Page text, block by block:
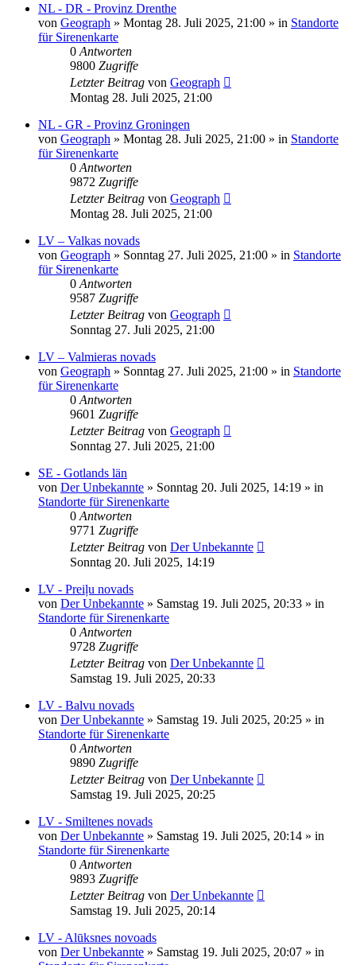
NL - DR - Provinz Drenthe
von Geograph » Montag 28. Juli 2025, 21:00 » in Standorte
für Sirenenkarte
0 Antworten
9800 Zugriffe
Letzter Beitrag von Geograph
Montag 28. Juli 2025, 21:00
NL - GR - Provinz Groningen
von Geograph » Montag 28. Juli 2025, 21:00 » in Standorte
für Sirenenkarte
0 Antworten
9872 Zugriffe
Letzter Beitrag von Geograph
Montag 28. Juli 2025, 21:00
LV – Valkas novads
von Geograph » Sonntag 27. Juli 2025, 21:00 » in Standorte
für Sirenenkarte
0 Antworten
9587 Zugriffe
Letzter Beitrag von Geograph
Sonntag 27. Juli 2025, 21:00
LV – Valmieras novads
von Geograph » Sonntag 27. Juli 2025, 21:00 » in Standorte
für Sirenenkarte
0 Antworten
9601 Zugriffe
Letzter Beitrag von Geograph
Sonntag 27. Juli 2025, 21:00
SE - Gotlands län
von Der Unbekannte » Sonntag 20. Juli 2025, 14:19 » in
Standorte für Sirenenkarte
0 Antworten
9771 Zugriffe
Letzter Beitrag von Der Unbekannte
Sonntag 20. Juli 2025, 14:19
LV - Preiļu novads
von Der Unbekannte » Samstag 19. Juli 2025, 20:33 » in
Standorte für Sirenenkarte
0 Antworten
9728 Zugriffe
Letzter Beitrag von Der Unbekannte
Samstag 19. Juli 2025, 20:33
LV - Balvu novads
von Der Unbekannte » Samstag 19. Juli 2025, 20:25 » in
Standorte für Sirenenkarte
0 Antworten
9890 Zugriffe
Letzter Beitrag von Der Unbekannte
Samstag 19. Juli 2025, 20:25
LV - Smiltenes novads
von Der Unbekannte » Samstag 19. Juli 2025, 20:14 » in
Standorte für Sirenenkarte
0 Antworten
9893 Zugriffe
Letzter Beitrag von Der Unbekannte
Samstag 19. Juli 2025, 20:14
LV - Alūksnes novoads
von Der Unbekannte » Samstag 19. Juli 2025, 20:07 » in